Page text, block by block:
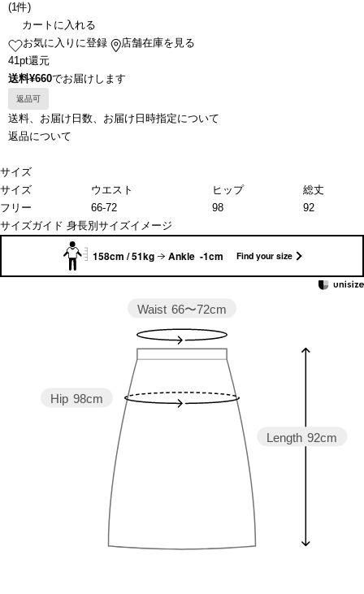
(1件)
カートに入れる
お気に入りに登録
店舗在庫を見る
41pt還元
送料¥660でお届けします
返品可
送料、お届け日数、お届け日時指定について
返品について
サイズ
サイズ
ウエスト ヒップ
総丈
フリー
66-72 98
92
サイズガイド 身長別サイズイメージ
158cm / 51kg Ankle -1cm Find your size
Length 92cm
Hip 98cm
Waist 66〜72cm